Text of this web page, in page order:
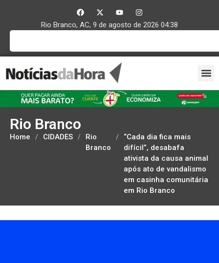
Rio Branco, AC, 9 de agosto de 2026 04:38
Rio Branco
Home / CIDADES /
Rio
Branco
/
“Cada dia fica mais
difícil”, desabafa
ativista da causa animal
após ato de vandalismo
em casinha comunitária
em Rio Branco